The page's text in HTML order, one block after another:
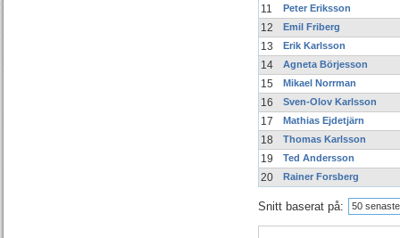
11 Peter Eriksson
12 Emil Friberg
13 Erik Karlsson
14 Agneta Börjesson
15 Mikael Norrman
16 Sven-Olov Karlsson
17 Mathias Ejdetjärn
18 Thomas Karlsson
19 Ted Andersson
20 Rainer Forsberg
Snitt baserat på: 50